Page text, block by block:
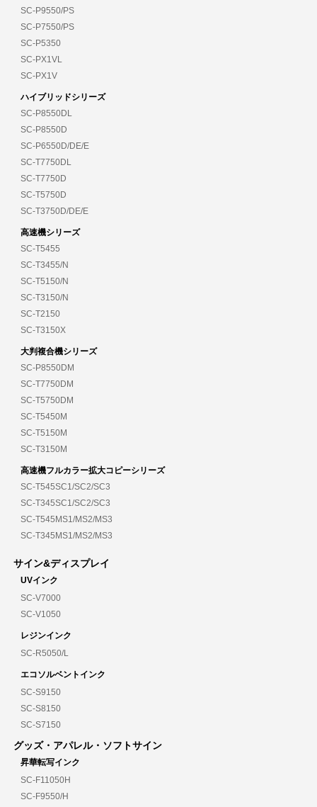
SC-P9550/PS
SC-P7550/PS
SC-P5350
SC-PX1VL
SC-PX1V
ハイブリッドシリーズ
SC-P8550DL
SC-P8550D
SC-P6550D/DE/E
SC-T7750DL
SC-T7750D
SC-T5750D
SC-T3750D/DE/E
高速機シリーズ
SC-T5455
SC-T3455/N
SC-T5150/N
SC-T3150/N
SC-T2150
SC-T3150X
大判複合機シリーズ
SC-P8550DM
SC-T7750DM
SC-T5750DM
SC-T5450M
SC-T5150M
SC-T3150M
高速機フルカラー拡大コピーシリーズ
SC-T545SC1/SC2/SC3
SC-T345SC1/SC2/SC3
SC-T545MS1/MS2/MS3
SC-T345MS1/MS2/MS3
サイン&ディスプレイ
UVインク
SC-V7000
SC-V1050
レジンインク
SC-R5050/L
エコソルベントインク
SC-S9150
SC-S8150
SC-S7150
グッズ・アパレル・ソフトサイン
昇華転写インク
SC-F11050H
SC-F9550/H